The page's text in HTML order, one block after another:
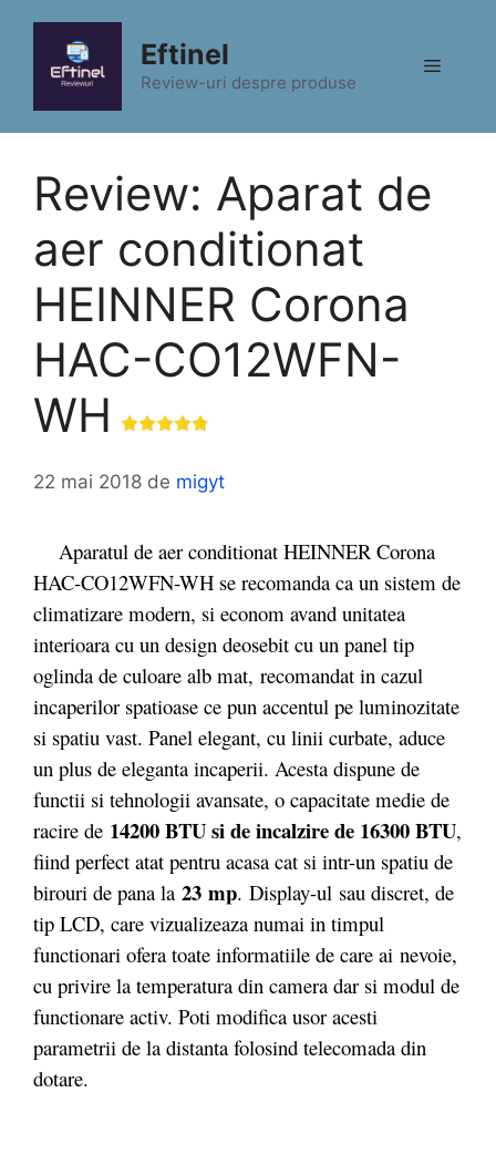
conținut
Eftinel
Review-uri despre produse
Meniu
Review: Aparat de
aer conditionat
HEINNER Corona
HAC-CO12WFN-
WH
22 mai 2018 de migyt
Aparatul de aer conditionat HEINNER Corona
HAC-CO12WFN-WH se recomanda ca un sistem de
climatizare modern, si econom avand unitatea
interioara cu un design deosebit cu un panel tip
oglinda de culoare alb mat, recomandat in cazul
incaperilor spatioase ce pun accentul pe luminozitate
si spatiu vast. Panel elegant, cu linii curbate, aduce
un plus de eleganta incaperii. Acesta dispune de
functii si tehnologii avansate, o capacitate medie de
racire de 14200 BTU si de incalzire de 16300 BTU,
fiind perfect atat pentru acasa cat si intr-un spatiu de
birouri de pana la 23 mp. Display-ul sau discret, de
tip LCD, care vizualizeaza numai in timpul
functionari ofera toate informatiile de care ai nevoie,
cu privire la temperatura din camera dar si modul de
functionare activ. Poti modifica usor acesti
parametrii de la distanta folosind telecomada din
dotare.